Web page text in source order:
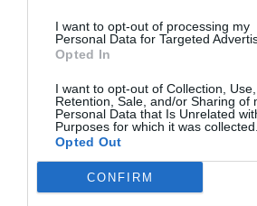
I want to opt-out of processing my
Personal Data for Targeted
Opted In
I want to opt-out of Collection, Use,
Retention, Sale, and/or Sharing of
Personal Data that Is Unrelated
Purposes for which it was collected.
Opted Out
CONFIRM
Laboratorios BABÉ
Hidratante Facial
además de hidratar
Nueva línea
Noticias y